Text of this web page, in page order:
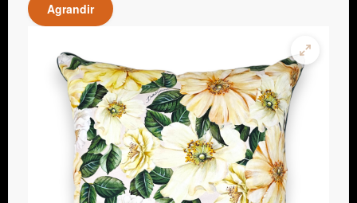
Agrandir